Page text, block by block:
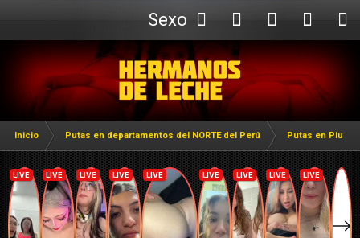
Sexo
Webcam
Inicio Putas en departamentos del NORTE del Perú Putas en Piura